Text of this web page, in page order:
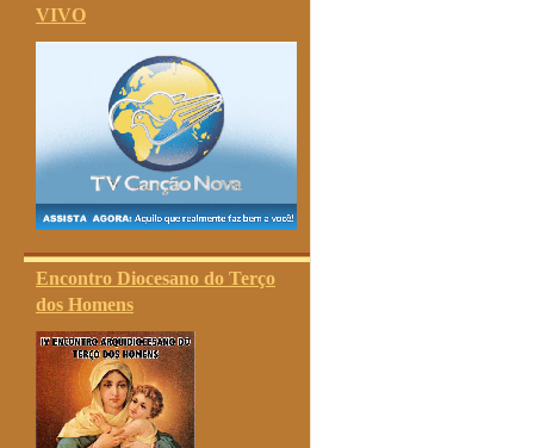
VIVO
Encontro Diocesano do Terço
dos Homens